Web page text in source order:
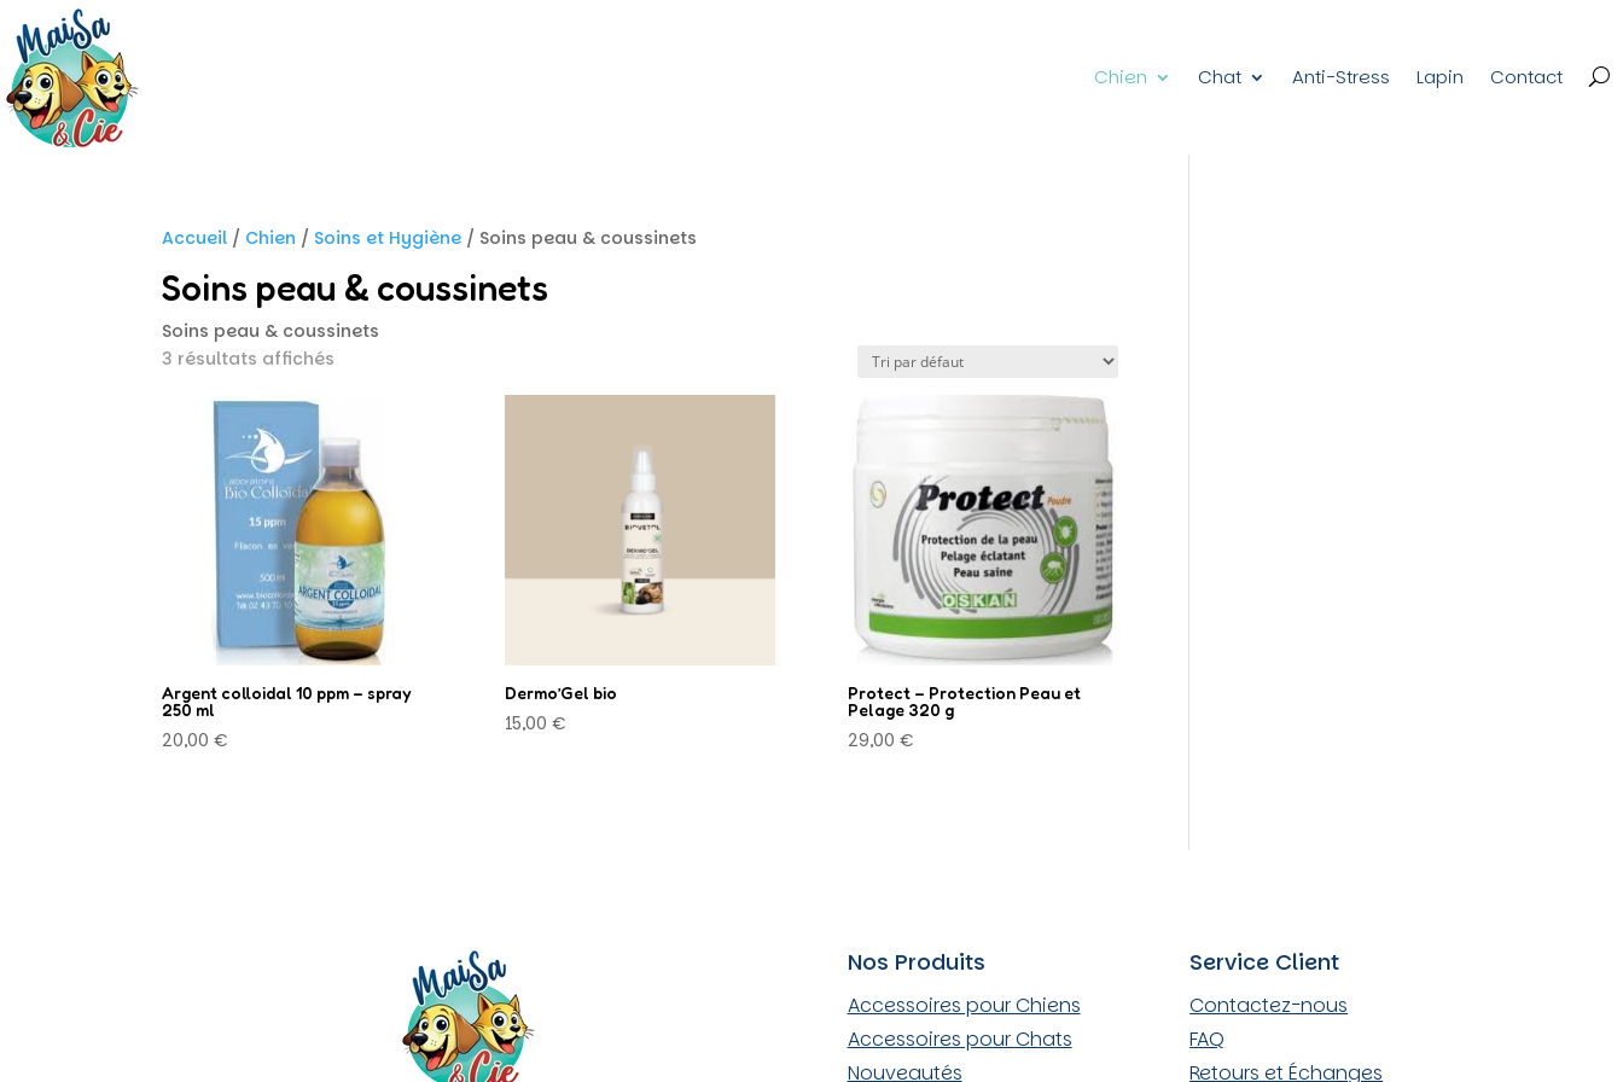
Chien Chat Anti-Stress Lapin Contact
Accueil / Chien / Soins et Hygiène / Soins peau & coussinets
Soins peau & coussinets
Soins peau & coussinets
3 résultats affichés
Argent colloidal 10 ppm – spray
250 ml
20,00€
Dermo’Gel bio
15,00 €
Protect – Protection Peau et
Pelage 320 g
29,00 €
Nos Produits
Accessoires pour Chiens
Accessoires pour Chats
Nouveautés
Service Client
Contactez-nous
FAQ
Retours et Échanges